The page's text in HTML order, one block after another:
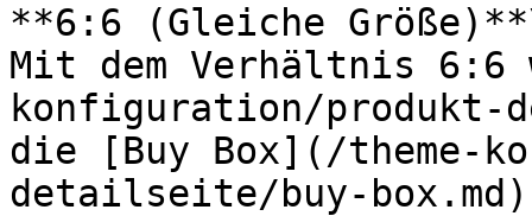
**6:6 (Gleiche
Mit dem Verhältnis
konfiguration/
die [Buy Box](/theme-
detailseite/buy-